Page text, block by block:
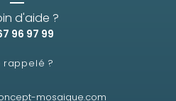
d'aide ?
96 97 99
rappelé ?
mosaique.com